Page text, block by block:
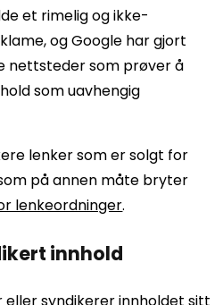
et rimelig og ikke-
og Google har gjort
nettsteder som prøver å
som uavhengig
lenker som er solgt for
på annen måte bryter
lenkeordninger.
innhold